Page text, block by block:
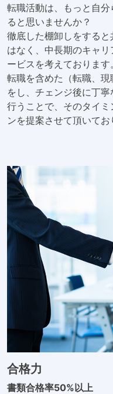
転職活動は、もっと自
ると思いませんか？
徹底した棚卸しをする
はなく、中長期のキャ
ービスを考えております。
転職を含めた（転職、
をし、チェンジ後に丁
行うことで、そのタイ
ンを提案させて頂いてお
合格力
書類合格率50%以上